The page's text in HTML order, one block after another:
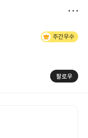
저
장
주간우수
팔로우